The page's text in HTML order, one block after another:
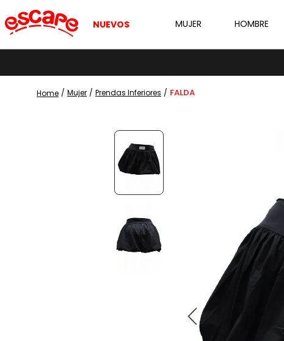
NUEVOS MUJER HOMBRE
Mujer Prendas Inferiores FALDA